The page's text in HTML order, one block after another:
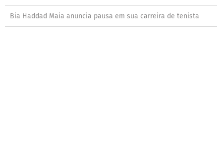
Bia Haddad Maia anuncia pausa em sua carreira de tenista